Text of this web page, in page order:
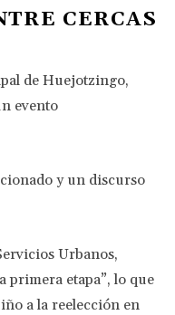
CERCAS
de Huejotzingo,
evento
y un discurso
Urbanos,
primera etapa”, lo que
a la reelección en